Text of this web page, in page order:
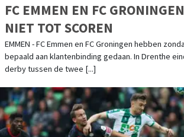
FC EMMEN EN FC
NIET TOT SCOREN
EMMEN - FC Emmen en FC Groningen hebben
bepaald aan klantenbinding gedaan. In Drenthe
derby tussen de twee [...]